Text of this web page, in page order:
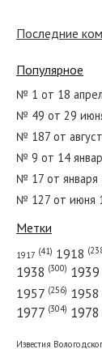
№ 245 от
№ 212 от
№ 174 от
Последние
Популярное
№ 1 от 18
№ 49 от 29
№ 187 от
№ 9 от 14
№ 17 от января
№ 127 от июня
Метки
1917 (41) 1918
1938 (300) 1939
1957 (256) 1958
1977 (304) 1978
Известия